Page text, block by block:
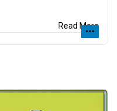
Read More